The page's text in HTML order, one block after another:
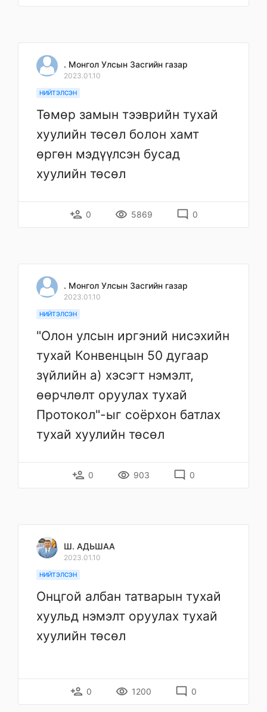
. Монгол Улсын Засгийн газар
2023.01.10
НИЙТЭЛСЭН
Төмөр замын тээврийн тухай
хуулийн төсөл болон хамт
өргөн мэдүүлсэн бусад
хуулийн төсөл
person_add 0 remove_red_eye 5869 mode_comment 0
. Монгол Улсын Засгийн газар
2023.01.10
НИЙТЭЛСЭН
"Олон улсын иргэний нисэхийн
тухай Конвенцын 50 дугаар
зүйлийн а) хэсэгт нэмэлт,
өөрчлөлт оруулах тухай
Протокол"-ыг соёрхон батлах
тухай хуулийн төсөл
person_add 0 remove_red_eye 903 mode_comment 0
Ш. АДЬШАА
2023.01.10
НИЙТЭЛСЭН
Онцгой албан татварын тухай
хуульд нэмэлт оруулах тухай
хуулийн төсөл
person_add 0 remove_red_eye 1200 mode_comment 0